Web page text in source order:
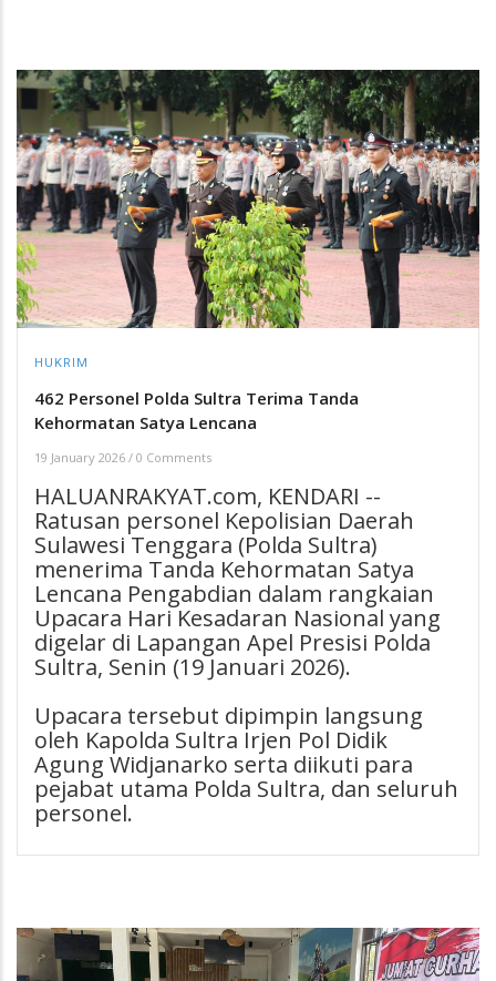
HUKRIM
462 Personel Polda Sultra Terima Tanda
Kehormatan Satya Lencana
19 January 2026 / 0 Comments
HALUANRAKYAT.com, KENDARI --
Ratusan personel Kepolisian Daerah
Sulawesi Tenggara (Polda Sultra)
menerima Tanda Kehormatan Satya
Lencana Pengabdian dalam rangkaian
Upacara Hari Kesadaran Nasional yang
digelar di Lapangan Apel Presisi Polda
Sultra, Senin (19 Januari 2026).
Upacara tersebut dipimpin langsung
oleh Kapolda Sultra Irjen Pol Didik
Agung Widjanarko serta diikuti para
pejabat utama Polda Sultra, dan seluruh
personel.